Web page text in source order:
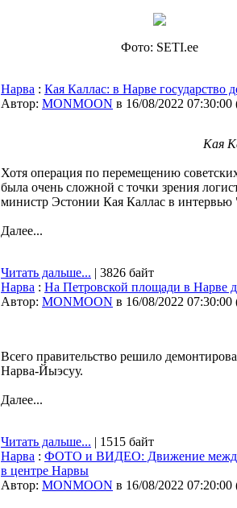
Фото: SETI.ee
Нарва : Кая Каллас: в Нарве государство
Автор: MONMOON в 16/08/2022 07:30:00
Кая
Хотя операция по перемещению
была очень сложной с точки зрения
министр Эстонии Кая Каллас в
Далее...
Читать дальше... | 3826 байт
Нарва : На Петровской площади в Нарве
Автор: MONMOON в 16/08/2022 07:30:00
Всего правительство решило
Нарва-Йыэсуу.
Далее...
Читать дальше... | 1515 байт
Нарва : ФОТО и ВИДЕО: Движение между
в центре Нарвы
Автор: MONMOON в 16/08/2022 07:20:00